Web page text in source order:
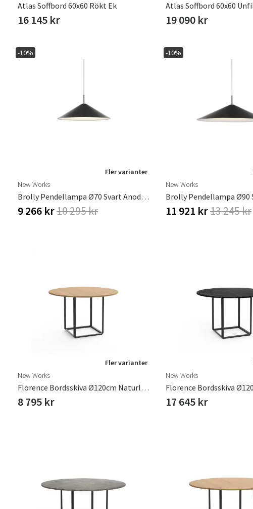
Norge
Atlas Soffbord 60x60 Rökt Ek
16 145 kr 19 090 kr
-10%
Fler varianter
New Works
Brolly Pendellampa Ø70 Svart Anodiserad Aluminium
9 266 kr10 295 kr
-10%
New Works
11 921 kr13 245 kr
Fler varianter
New Works
Florence Bordsskiva Ø120cm Naturlig Ek
8 795 kr
New Works
17 645 kr